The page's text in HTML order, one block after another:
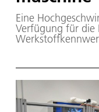
Eine
Verfügung für die
schneller erfolgen
quasi statischer